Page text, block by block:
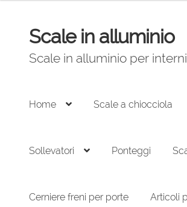
Vai
alla
navigazione
Vai
al
contenuto
Scale in alluminio
Scale in alluminio per
Home Scale a chiocciola
Sollevatori Ponteggi
Cerniere freni per porte Articoli